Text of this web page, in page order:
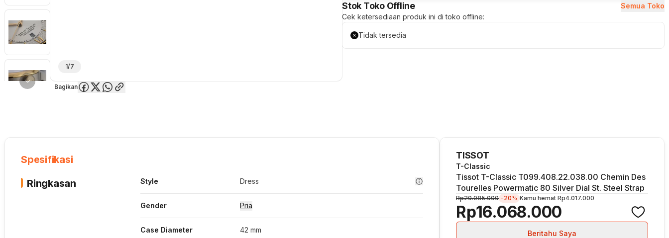
1/7
Bagikan
Stok Toko Offline
Semua Toko
Cek ketersediaan produk ini di toko offline:
Tidak tersedia
Spesifikasi
Ringkasan
Style Dress
Gender Pria
Case Diameter 42 mm
TISSOT
T-Classic
Tissot T-Classic T099.408.22.038.00 Chemin Des
Tourelles Powermatic 80 Silver Dial St. Steel Strap
Rp16.068.000
Rp20.085.000 -20% Kamu hemat Rp4.017.000
Beritahu Saya